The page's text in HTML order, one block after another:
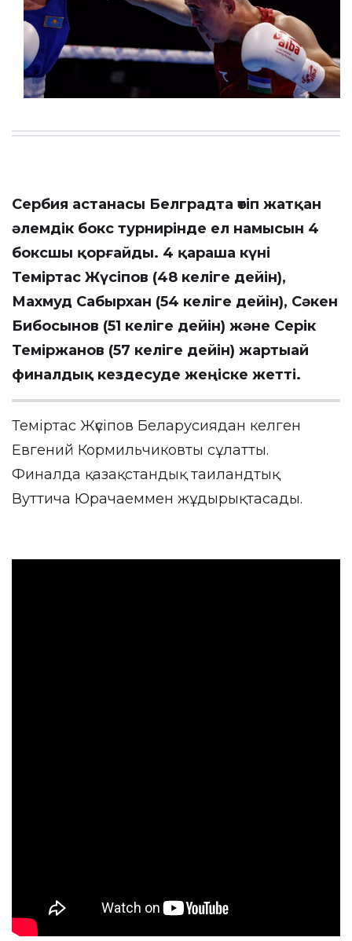
Сербия астанасы Белградта өтіп жатқан
әлемдік бокс турнирінде ел намысын 4
боксшы қорғайды. 4 қараша күні
Теміртас Жүсіпов (48 келіге дейін),
Махмуд Сабырхан (54 келіге дейін), Сәкен
Бибосынов (51 келіге дейін) және Серік
Теміржанов (57 келіге дейін) жартыай
финалдық кездесуде жеңіске жетті.
Теміртас Жүсіпов Беларусиядан келген
Евгений Кормильчиковты сұлатты.
Финалда қазақстандық таиландтық
Вуттича Юрачаеммен жұдырықтасады.